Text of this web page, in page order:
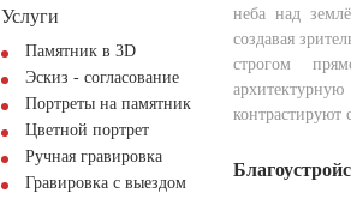
Услуги
Памятник в 3D
Эскиз - согласование
Портреты на памятник
Цветной портрет
Ручная гравировка
Гравировка с выездом
неба над
создавая
строгом
контрастируют